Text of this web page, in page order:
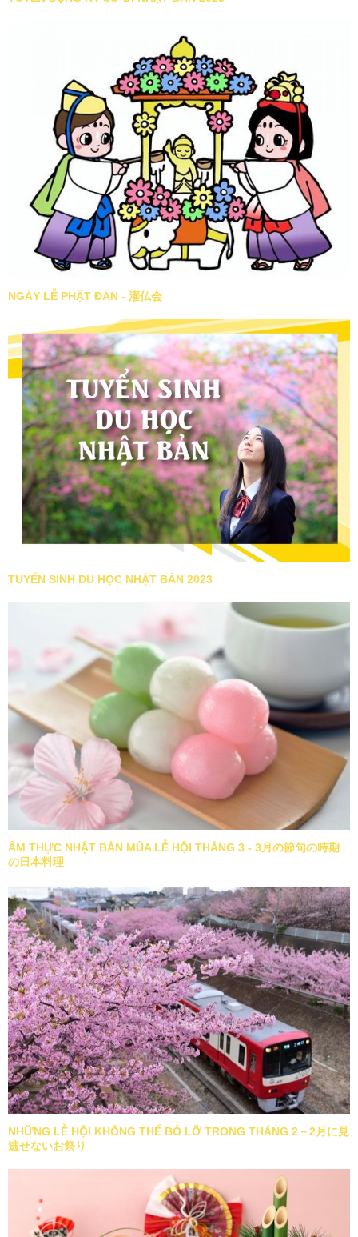
NGÀY LỄ PHẬT ĐẢN - 灌仏会
TUYỂN SINH DU HỌC NHẬT BẢN 2023
ẨM THỰC NHẬT BẢN MÙA LỄ HỘI THÁNG 3 - 3月の節句の時期
の日本料理
NHỮNG LỄ HỘI KHÔNG THỂ BỎ LỠ TRONG THÁNG 2－2月に見
逃せないお祭り